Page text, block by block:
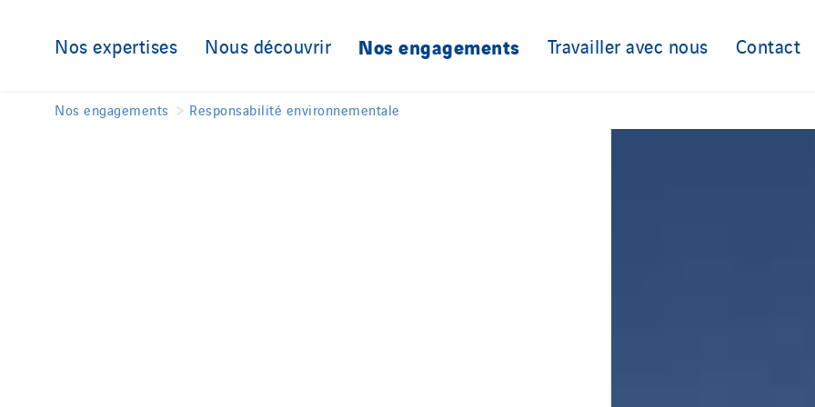
Nos expertises Nous découvrir Nos engagements Travailler avec nous Contact
Nos engagements Responsabilité environnementale